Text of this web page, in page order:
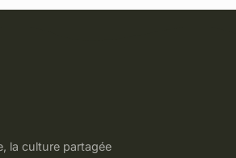
la culture partagée